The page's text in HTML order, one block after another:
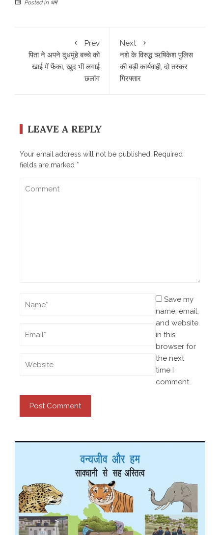
Posted in धर्म
Prev
पिता ने अपने दुधमुंहे बच्चे को
खाई में फेंका, खुद भी लगाई
छलांग
Next
नशे के विरुद्ध ऋषिकेश पुलिस
की बड़ी कार्यवाही, दो तस्कर
गिरफ्तार
LEAVE A REPLY
Your email address will not be published.
Required
fields are marked *
Save my
name, email,
and website
in this
browser for
the next
time I
comment.